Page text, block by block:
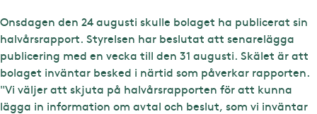
Onsdagen den 24 augusti skulle bolaget ha publicerat sin
halvårsrapport. Styrelsen har beslutat att senarelägga
publicering med en vecka till den 31 augusti. Skälet är att
bolaget inväntar besked i närtid som påverkar rapporten.
"Vi väljer att skjuta på halvårsrapporten för att kunna
lägga in information om avtal och beslut, som vi inväntar